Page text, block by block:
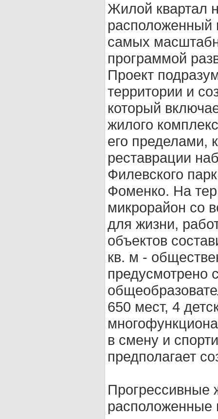
Жилой квартал
расположенный
самых
программой
Проект
территории и
который
жилого
его пределами,
реставрации
Филевского
Фоменко. На
микрорайон со
для жизни,
объектов
кв. м -
предусмотрено
650 мест, 4
в смену и
предполагает
Прогрессивные
расположенные